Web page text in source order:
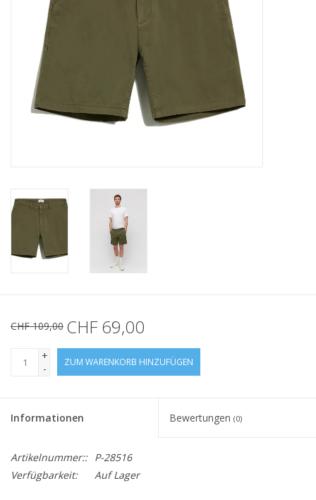
CHF 109,00 CHF 69,00
+
-
ZUM WARENKORB HINZUFÜGEN
Informationen Bewertungen (0)
Artikelnummer:: P-28516
Verfügbarkeit:
Auf Lager